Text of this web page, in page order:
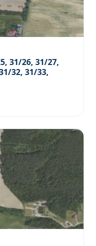
31/26, 31/27,
32, 31/33,